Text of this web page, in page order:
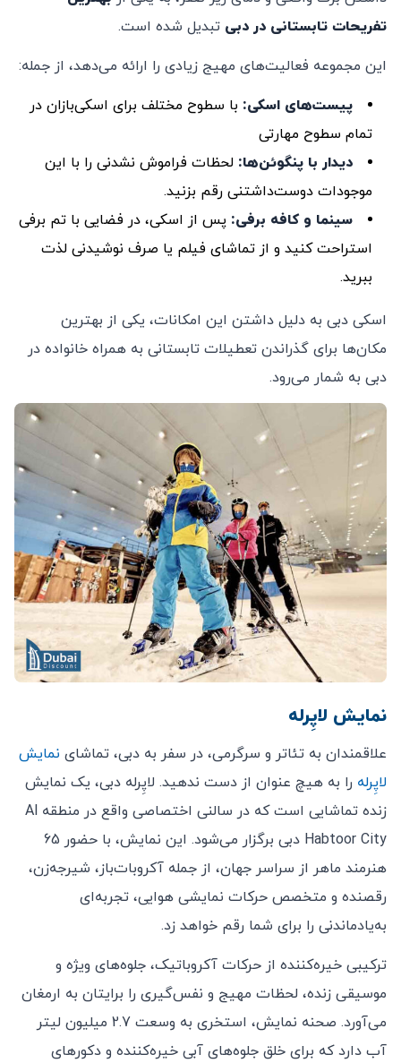
تفریحات تابستانی در دبی تبدیل شده است.
این مجموعه فعالیت‌های مهیج زیادی را ارائه می‌دهد، از جمله:
پیست‌های اسکی: با سطوح مختلف برای اسکی‌بازان در
تمام سطوح مهارتی
دیدار با پنگوئن‌ها: لحظات فراموش نشدنی را با این
موجودات دوست‌داشتنی رقم بزنید.
سینما و کافه برفی: پس از اسکی، در فضایی با تم برفی
استراحت کنید و از تماشای فیلم یا صرف نوشیدنی لذت
ببرید.
اسکی دبی به دلیل داشتن این امکانات، یکی از بهترین
مکان‌ها برای گذراندن تعطیلات تابستانی به همراه خانواده در
دبی به شمار می‌رود.
نمایش لاپِرله
علاقمندان به تئاتر و سرگرمی، در سفر به دبی، تماشای نمایش
لاپِرله را به هیچ عنوان از دست ندهید. لاپِرله دبی، یک نمایش
زنده‌ تماشایی است که در سالنی اختصاصی واقع در منطقه‌ Al
Habtoor City دبی برگزار می‌شود. این نمایش، با حضور 65
هنرمند ماهر از سراسر جهان، از جمله آکروبات‌باز، شیرجه‌زن،
رقصنده و متخصص حرکات نمایشی هوایی، تجربه‌ای
به‌یادماندنی را برای شما رقم خواهد زد.
ترکیبی خیره‌کننده از حرکات آکروباتیک، جلوه‌های ویژه و
موسیقی زنده، لحظات مهیج و نفس‌گیری را برایتان به ارمغان
می‌آورد. صحنه‌ نمایش، استخری به وسعت 2.7 میلیون لیتر
آب دارد که برای خلق جلوه‌های آبی خیره‌کننده و دکورهای